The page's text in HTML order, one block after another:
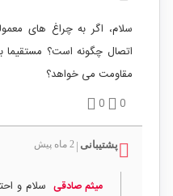
سلام، اگر به چراغ های
مقاومت می خواهد؟
0
0
پشتیبانی 2 ماه پیش
میثم صادقی